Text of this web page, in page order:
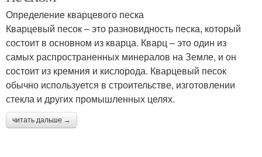
Определение кварцевого песка
Кварцевый песок – это разновидность песка, который
состоит в основном из кварца. Кварц – это один из
самых распространенных минералов на Земле, и он
состоит из кремния и кислорода. Кварцевый песок
обычно используется в строительстве, изготовлении
стекла и других промышленных целях.
читать дальше →